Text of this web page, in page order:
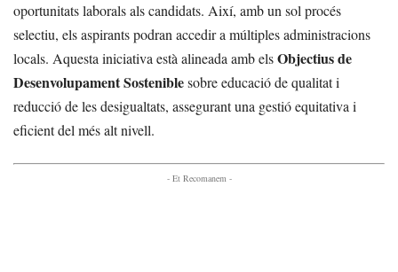
oportunitats laborals als candidats. Així, amb un sol procés
selectiu, els aspirants podran accedir a múltiples administracions
locals. Aquesta iniciativa està alineada amb elsObjectius de
Desenvolupament Sosteniblesobre educació de qualitat i
reducció de les desigualtats, assegurant una gestió equitativa i
eficient del més alt nivell.
- Et Recomanem -